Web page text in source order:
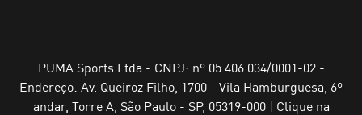
PUMA Sports Ltda - CNPJ: nº 05.406.034/0001-02 -
Endereço: Av. Queiroz Filho, 1700 - Vila Hamburguesa, 6º
andar, Torre A, São Paulo - SP, 05319-000 | Clique na